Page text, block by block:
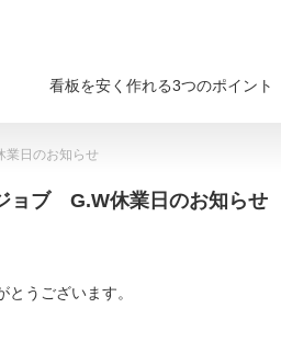
看板を安く作れる3つのポイント
日のお知らせ
ョブ G.W休業日のお知らせ
うございます。